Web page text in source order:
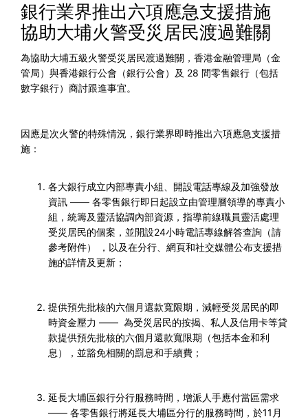
銀行業界推出六項應急支援措施
協助大埔火警受災居民渡過難關
為協助大埔五級火警受災居民渡過難關，香港金融管理局（金
管局）與香港銀行公會（銀行公會）及 28 間零售銀行（包括
數字銀行）商討跟進事宜。
因應是次火警的特殊情況，銀行業界即時推出六項應急支援措
施：
各大銀行成立内部專責小組、開設電話專線及加強發放
資訊 —— 各零售銀行即日起設立由管理層領導的專責小
組，統籌及靈活協調內部資源，指導前線職員靈活處理
受災居民的個案，並開設24小時電話專線解答查詢（請
參考附件） ，以及在分行、網頁和社交媒體公布支援措
施的詳情及更新；
提供預先批核的六個月還款寬限期，減輕受災居民的即
時資金壓力 —— 為受災居民的按揭、私人及信用卡等貸
款提供預先批核的六個月還款寬限期（包括本金和利
息），並豁免相關的罰息和手續費；
延長大埔區銀行分行服務時間，增派人手應付當區需求
—— 各零售銀行將延長大埔區分行的服務時間，於11 月